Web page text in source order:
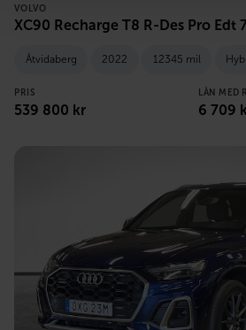
VOLVO
XC90 Recharge T8 R-Des Pro Edt
Åtvidaberg 2022 12345 mil
PRIS
539 800 kr
LÅN MED
6 709